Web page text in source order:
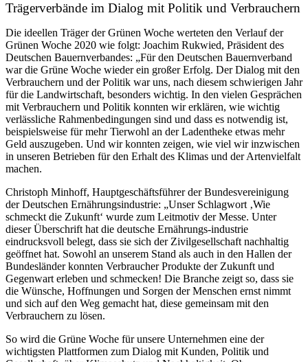
Trägerverbände im Dialog mit Politik und Verbrauchern
Die ideellen Träger der Grünen Woche werteten den Verlauf der
Grünen Woche 2020 wie folgt: Joachim Rukwied, Präsident des
Deutschen Bauernverbandes: „Für den Deutschen Bauernverband
war die Grüne Woche wieder ein großer Erfolg. Der Dialog mit den
Verbrauchern und der Politik war uns, nach diesem schwierigen Jahr
für die Landwirtschaft, besonders wichtig. In den vielen Gesprächen
mit Verbrauchern und Politik konnten wir erklären, wie wichtig
verlässliche Rahmenbedingungen sind und dass es notwendig ist,
beispielsweise für mehr Tierwohl an der Ladentheke etwas mehr
Geld auszugeben. Und wir konnten zeigen, wie viel wir inzwischen
in unseren Betrieben für den Erhalt des Klimas und der Artenvielfalt
machen.
Christoph Minhoff, Hauptgeschäftsführer der Bundesvereinigung
der Deutschen Ernährungsindustrie: „Unser Schlagwort ‚Wie
schmeckt die Zukunft‘ wurde zum Leitmotiv der Messe. Unter
dieser Überschrift hat die deutsche Ernährungs-industrie
eindrucksvoll belegt, dass sie sich der Zivilgesellschaft nachhaltig
geöffnet hat. Sowohl an unserem Stand als auch in den Hallen der
Bundesländer konnten Verbraucher Produkte der Zukunft und
Gegenwart erleben und schmecken! Die Branche zeigt so, dass sie
die Wünsche, Hoffnungen und Sorgen der Menschen ernst nimmt
und sich auf den Weg gemacht hat, diese gemeinsam mit den
Verbrauchern zu lösen.
So wird die Grüne Woche für unsere Unternehmen eine der
wichtigsten Plattformen zum Dialog mit Kunden, Politik und